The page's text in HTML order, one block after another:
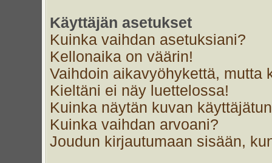
Käyttäjän asetukset
Kuinka vaihdan asetuksiani?
Kellonaika on väärin!
Vaihdoin aikavyöhykettä, mutta
Kieltäni ei näy luettelossa!
Kuinka näytän kuvan
Kuinka vaihdan arvoani?
Joudun kirjautumaan sisään,